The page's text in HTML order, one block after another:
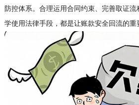
防控体系。合理运用合同约束、完善取证
学使用法律手段，都是让账款安全回流的重